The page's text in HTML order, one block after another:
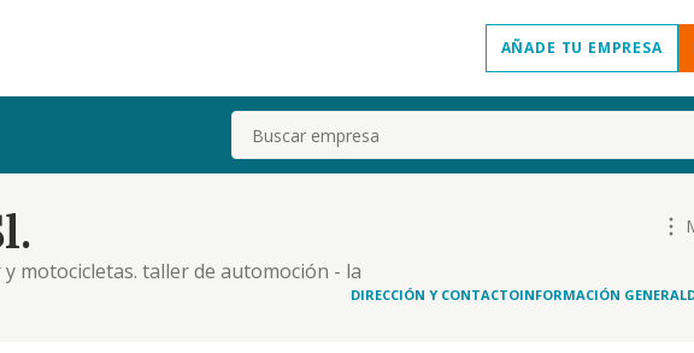
AÑADE TU EMPRESA
Buscar
motocicletas. taller de automoción - la
cualquiera que sea su modalidad,DIRECCIÓN Y CONTACTOINFORMACIÓN GENERAL